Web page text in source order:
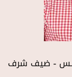
- ضيف شرف